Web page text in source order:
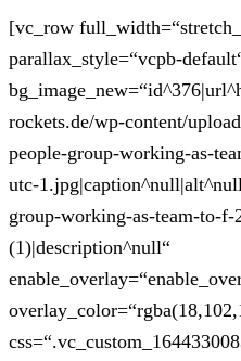
[vc_row
parallax_style=“vcpb-
rockets.de/wp-content/
people-group-working-as-
utc-
group-working-as-team-to-
(1)|description^null“